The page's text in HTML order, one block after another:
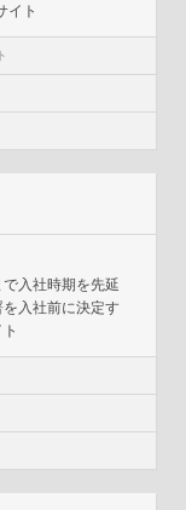
イト
入社時期を先延
入社前に決定す